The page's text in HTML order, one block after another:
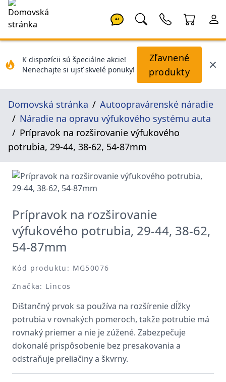
AI
K dispozícii sú špeciálne akcie!
Nenechajte si ujsť skvelé ponuky!
Zľavnené
produkty
Domovská stránka
Autoopravárenské náradie
Náradie na opravu výfukového systému auta
Prípravok na rozširovanie výfukového
potrubia, 29-44, 38-62, 54-87mm
Prípravok na rozširovanie
výfukového potrubia, 29-44, 38-62,
54-87mm
Kód produktu: MG50076
Značka: Lincos
Dištančný prvok sa používa na rozšírenie dĺžky
potrubia v rovnakých pomeroch, takže potrubie má
rovnaký priemer a nie je zúžené. Zabezpečuje
dokonalé prispôsobenie bez presakovania a
odstraňuje preliačiny a škvrny.